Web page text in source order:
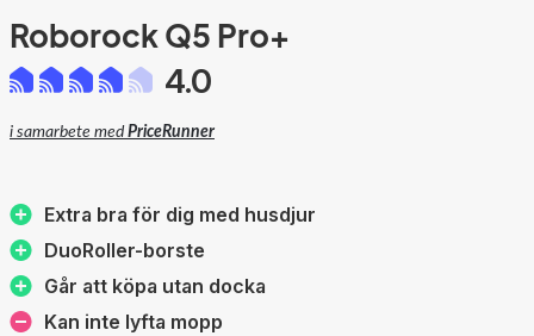
Roborock Q5 Pro+
4.0
i samarbete med PriceRunner
Extra bra för dig med husdjur
DuoRoller-borste
Går att köpa utan docka
Kan inte lyfta mopp